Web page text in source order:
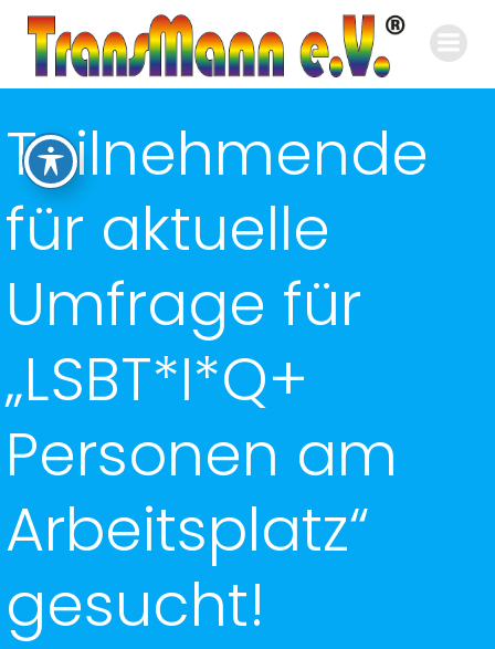
Inhalt
springen
Teilnehmende
für aktuelle
Umfrage für
„LSBT*I*Q+
Personen am
Arbeitsplatz“
gesucht!